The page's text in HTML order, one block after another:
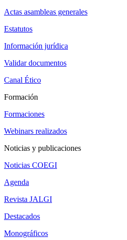
Actas asambleas generales
Estatutos
Información jurídica
Validar documentos
Canal Ético
Formación
Formaciones
Webinars realizados
Noticias y publicaciones
Noticias COEGI
Agenda
Revista JALGI
Destacados
Monográficos